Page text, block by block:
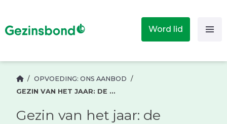
Word lid
/ OPVOEDING: ONS AANBOD /
GEZIN VAN HET JAAR: DE WINNAAR(S) VAN 2026 ZIJN...
Gezin van het jaar: de